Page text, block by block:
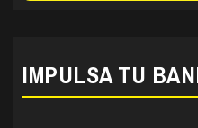
IMPULSA TU